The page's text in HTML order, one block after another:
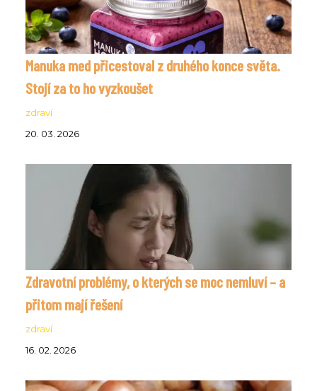
Manuka med přicestoval z druhého konce světa.
Stojí za to ho vyzkoušet
zdraví
20. 03. 2026
Zdravotní problémy, o kterých se moc nemluví – a
přitom mají řešení
zdraví
16. 02. 2026